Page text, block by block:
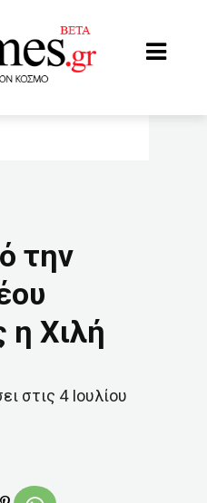
την
η Χιλή
στις 4 Ιουλίου